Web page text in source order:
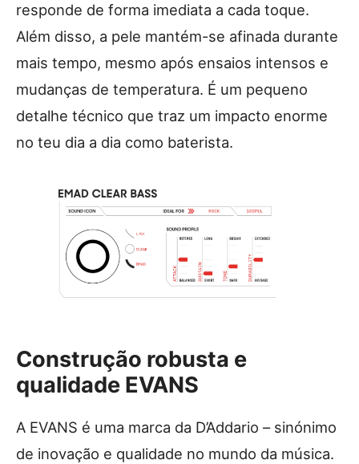
responde de forma imediata a cada toque.
Além disso, a pele mantém-se afinada durante
mais tempo, mesmo após ensaios intensos e
mudanças de temperatura. É um pequeno
detalhe técnico que traz um impacto enorme
no teu dia a dia como baterista.
Construção robusta e
qualidade EVANS
A EVANS é uma marca da D’Addario – sinónimo
de inovação e qualidade no mundo da música.